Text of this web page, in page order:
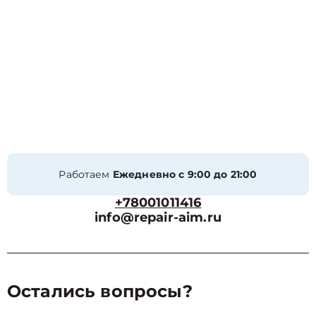
Работаем Ежедневно с 9:00 до 21:00
+78001011416
info@repair-aim.ru
Остались вопросы?